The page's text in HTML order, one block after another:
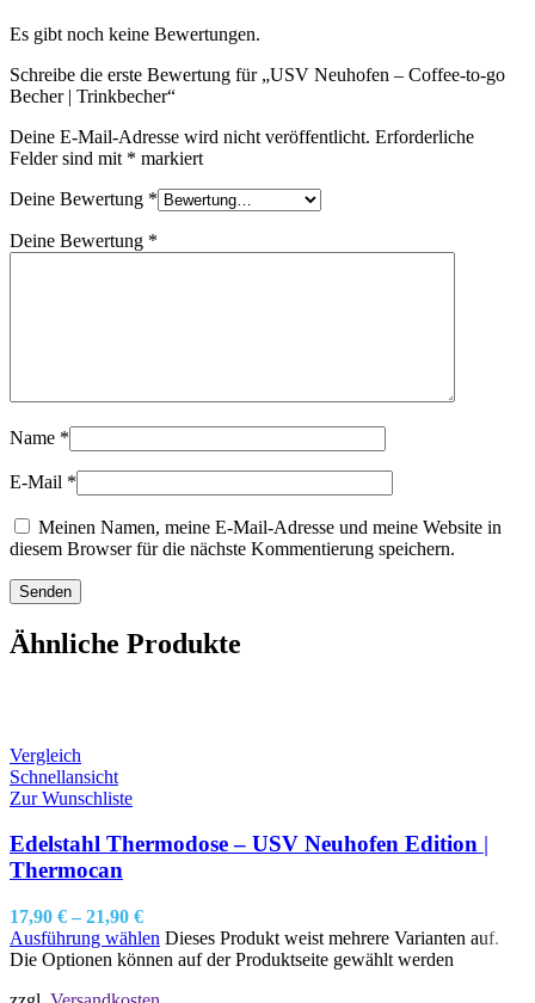
Es gibt noch keine Bewertungen.
Schreibe die erste Bewertung für „USV Neuhofen – Coffee-to-go
Becher | Trinkbecher“
Deine E-Mail-Adresse wird nicht veröffentlicht. Erforderliche
Felder sind mit * markiert
Deine Bewertung *
Deine Bewertung *
Name *
E-Mail *
Meinen Namen, meine E-Mail-Adresse und meine Website in
diesem Browser für die nächste Kommentierung speichern.
Ähnliche Produkte
Vergleich
Schnellansicht
Zur Wunschliste
Edelstahl Thermodose – USV Neuhofen Edition |
Thermocan
17,90 € – 21,90 €
Ausführung wählen Dieses Produkt weist mehrere Varianten auf.
Die Optionen können auf der Produktseite gewählt werden